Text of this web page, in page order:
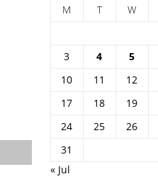
M
T W
3
4 5
10
11 12
17
18 19
24
25 26
31
« Jul